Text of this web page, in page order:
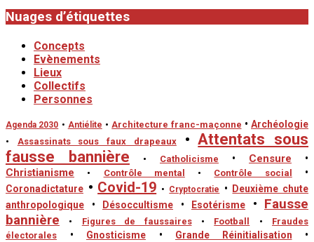
Nuages d’étiquettes
Concepts
Evènements
Lieux
Collectifs
Personnes
Agenda 2030 • Antiélite • Architecture franc-maçonne • Archéologie
• Assassinats sous faux drapeaux • Attentats sous
fausse bannière
• Catholicisme • Censure
•
Christianisme
• Contrôle mental • Contrôle social
•
Coronadictature • Covid-19 • Cryptocratie •
Deuxième chute
anthropologique
• Désoccultisme • Esotérisme • Fausse
bannière
• Figures de faussaires • Football •
Fraudes
électorales
• Gnosticisme • Grande Réinitialisation
•